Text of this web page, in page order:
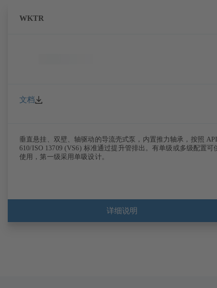
WKTR
文档
垂直悬挂、双壁、轴驱动的导流壳式泵，内置推力轴承，按照
610/ISO 13709 (VS6) 标准通过提升管排出。有单级或多级配置可
使用，第一级采用单吸设计。
详细说明